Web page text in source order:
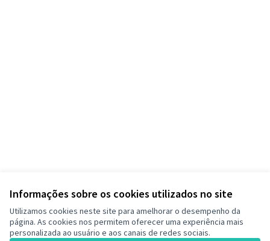
Informações sobre os cookies utilizados no site
Utilizamos cookies neste site para amelhorar o desempenho da
página. As cookies nos permitem oferecer uma experiência mais
personalizada ao usuário e aos canais de redes sociais.